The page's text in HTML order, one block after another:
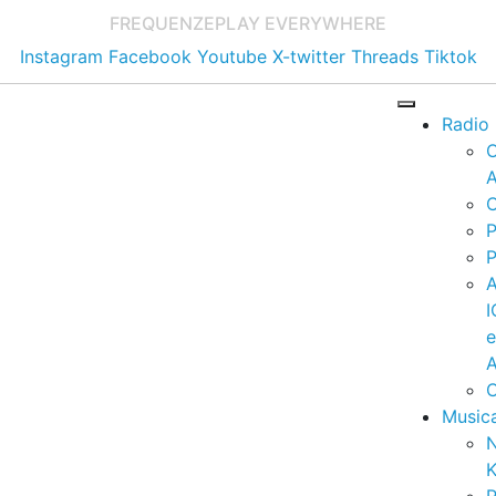
FREQUENZEPLAY EVERYWHERE
Instagram Facebook Youtube X-twitter Threads Tiktok
Radio
e